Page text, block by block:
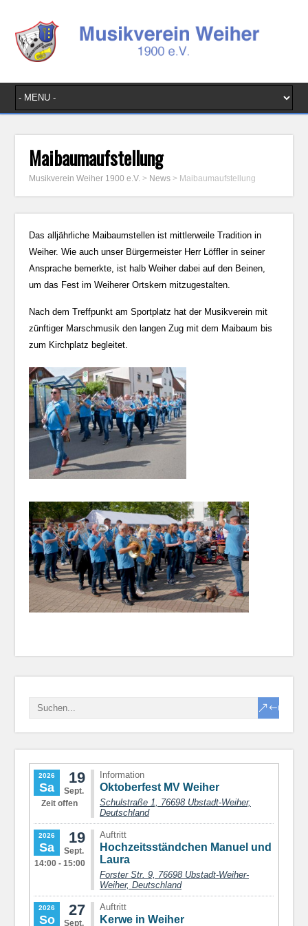
Maibaumaufstellung
Musikverein Weiher 1900 e.V. > News > Maibaumaufstellung
Das alljährliche Maibaumstellen ist mittlerweile Tradition in
Weiher. Wie auch unser Bürgermeister Herr Löffler in seiner
Ansprache bemerkte, ist halb Weiher dabei auf den Beinen,
um das Fest im Weiherer Ortskern mitzugestalten.
Nach dem Treffpunkt am Sportplatz hat der Musikverein mit
zünftiger Marschmusik den langen Zug mit dem Maibaum bis
zum Kirchplatz begleitet.